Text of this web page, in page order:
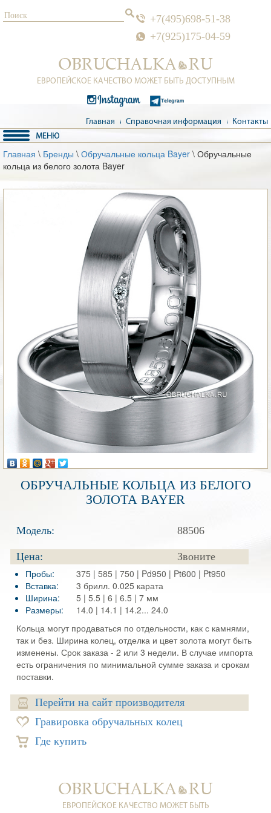
+7(495)698-51-38
+7(925)175-04-59
ЕВРОПЕЙСКОЕ КАЧЕСТВО МОЖЕТ БЫТЬ ДОСТУПНЫМ
Главная Справочная информация Контакты
Главная \ Бренды \ Обручальные кольца Bayer \ Обручальные
кольца из белого золота Bayer
ОБРУЧАЛЬНЫЕ КОЛЬЦА ИЗ БЕЛОГО
ЗОЛОТА BAYER
Модель: 88506
Цена:
Звоните
Пробы:
375 | 585 | 750 | Pd950 | Pt600 | Pt950
Вставка:
3 брилл. 0.025 карата
Ширина:
5 | 5.5 | 6 | 6.5 | 7 мм
Размеры:
14.0 | 14.1 | 14.2... 24.0
Кольца могут продаваться по отдельности, как с камнями,
так и без. Ширина колец, отделка и цвет золота могут быть
изменены. Срок заказа - 2 или 3 недели. В случае импорта
есть ограничения по минимальной сумме заказа и срокам
поставки.
Перейти на сайт производителя
Гравировка обручальных колец
Где купить
ЕВРОПЕЙСКОЕ КАЧЕСТВО МОЖЕТ БЫТЬ